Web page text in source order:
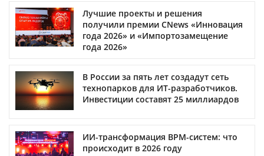
Лучшие проекты и решения
получили премии CNews «Инновация
года 2026» и «Импортозамещение
года 2026»
В России за пять лет создадут сеть
технопарков для ИТ-разработчиков.
Инвестиции составят 25 миллиардов
ИИ-трансформация BPM-систем: что
происходит в 2026 году